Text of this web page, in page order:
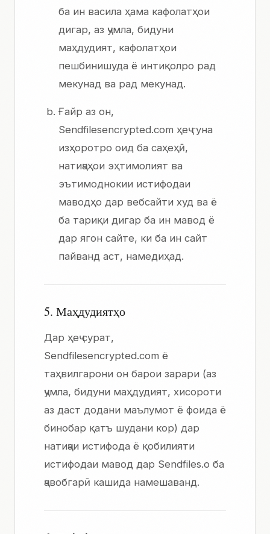
ба ин васила ҳама кафолатҳои
дигар, аз ҷумла, бидуни
маҳдудият, кафолатҳои
пешбинишуда ё интиқолро рад
мекунад ва рад мекунад.
Ғайр аз он,
Sendfilesencrypted.com ҳеҷ гуна
изҳоротро оид ба саҳеҳӣ,
натиҷаҳои эҳтимолият ва
эътимоднокии истифодаи
маводҳо дар вебсайти худ ва ё
ба тариқи дигар ба ин мавод ё
дар ягон сайте, ки ба ин сайт
пайванд аст, намедиҳад.
5. Маҳдудиятҳо
Дар ҳеҷ сурат,
Sendfilesencrypted.com ё
таҳвилгарони он барои зарари (аз
ҷумла, бидуни маҳдудият, хисороти
аз даст додани маълумот ё фоида ё
бинобар қатъ шудани кор) дар
натиҷаи истифода ё қобилияти
истифодаи мавод дар Sendfiles.o ба
ҷавобгарӣ кашида намешаванд.